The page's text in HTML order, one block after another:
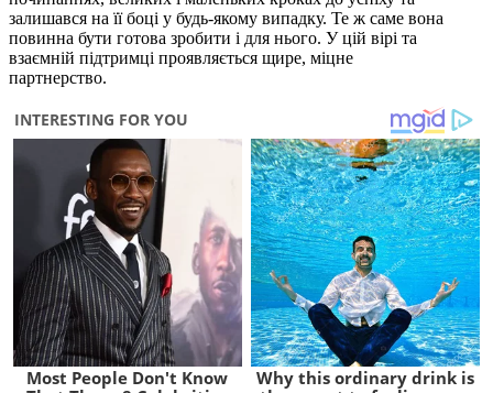
залишався на її боці у будь-якому випадку. Те ж саме вона
повинна бути готова зробити і для нього. У цій вірі та
взаємній підтримці проявляється щире, міцне
партнерство.